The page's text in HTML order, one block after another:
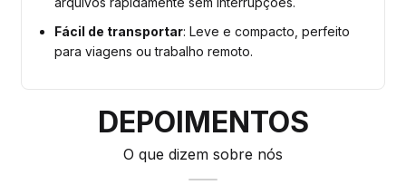
Fácil de transportar: Leve e compacto, perfeito
para viagens ou trabalho remoto.
DEPOIMENTOS
O que dizem sobre nós